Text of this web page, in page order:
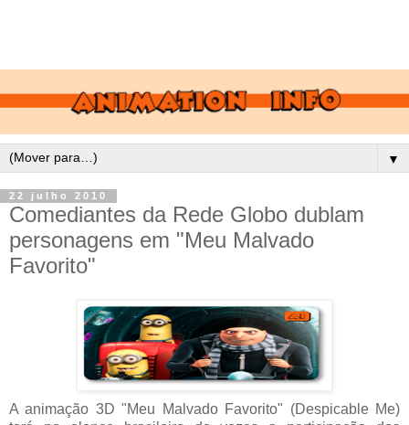
▼
22 julho 2010
Comediantes da Rede Globo dublam
personagens em "Meu Malvado
Favorito"
A animação 3D "Meu Malvado Favorito" (Despicable Me)